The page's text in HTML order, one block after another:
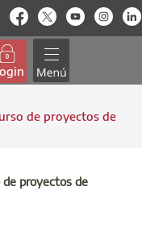
enlace-rrssenlace-rrss
enlace-
de proyectos de
de proyectos de